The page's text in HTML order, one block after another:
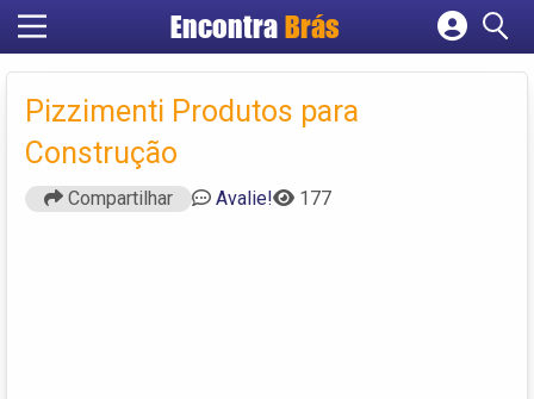
Encontra Brás
Cadastrar empresa
Criar conta
Pizzimenti Produtos para
Construção
Compartilhar Avalie! 177